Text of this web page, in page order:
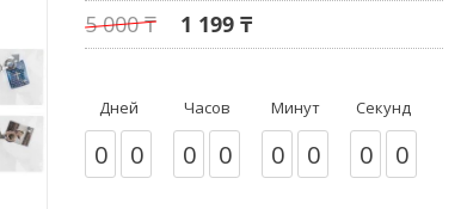
5 000 ₸ 1 199 ₸
Дней
0 0
Часов
0 0
Минут
0 0
Секунд
0 0